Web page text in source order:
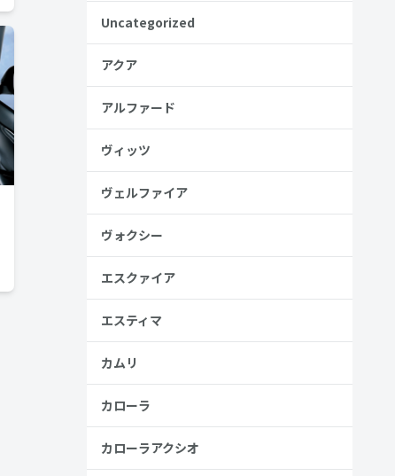
Uncategorized
アクア
アルファード
ヴィッツ
ヴェルファイア
ヴォクシー
エスクァイア
エスティマ
カムリ
カローラ
カローラアクシオ